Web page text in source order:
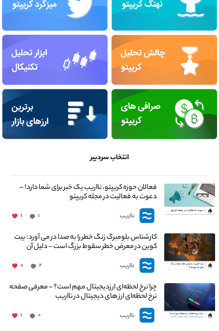
انتخاب سردبیر
فعالان حوزه کریپتو، نااریب یک خبر برای شما دارد! –
دعوت به فعالیت در مجله کریپتو
نااریب ۱ ۱
کارشناس بلومبرگ زنگ خطر را به صدا در می آورد: بیت
کوین در معرض خطر سقوط بزرگ است - دلیل آن
چیست؟
نااریب ۲ ۰
چرا نرخ لحظه‌ای ارزدیجیتال مهم است؟ - معرفی صفحه
نرخ لحظه‌ای ارز های دیجیتال در نااریب
نااریب ۰ ۱